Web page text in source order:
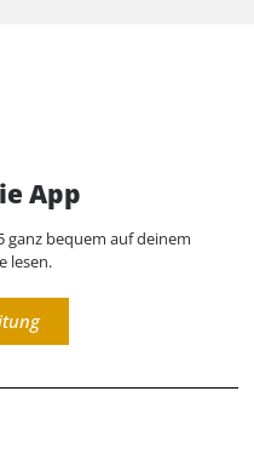
App
ganz bequem auf deinem
lesen.